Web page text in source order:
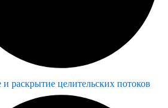
раскрытие целительских потоков